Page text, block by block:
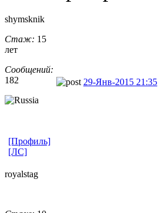
shymsknik
Стаж: 15
лет
Сообщений:
182
29-Янв-2015 21:35
[Профиль]
[ЛС]
royalstag